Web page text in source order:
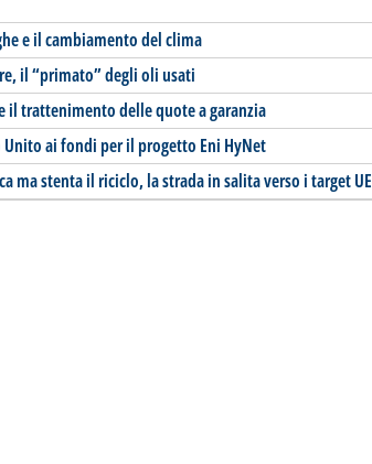
e il cambiamento del clima
il “primato” degli oli usati
il trattenimento delle quote a garanzia
Unito ai fondi per il progetto Eni HyNet
ma stenta il riciclo, la strada in salita verso i target UE